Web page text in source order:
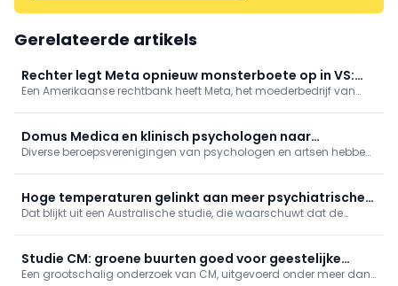
Gerelateerde artikels
Rechter legt Meta opnieuw monsterboete op in VS:
bedrijf moet kinderen meer beschermen
Een Amerikaanse rechtbank heeft Meta, het moederbedrijf van
maatregelen neemt om jonge gebruikers te beschermen.
Domus Medica en klinisch psychologen naar
Grondwettelijk Hof
Diverse beroepsverenigingen van psychologen en artsen hebben
Hoge temperaturen gelinkt aan meer psychiatrische
opnames bij jongeren
Dat blijkt uit een Australische studie, die waarschuwt dat de
Studie CM: groene buurten goed voor geestelijke
gezondheid
Een grootschalig onderzoek van CM, uitgevoerd onder meer dan